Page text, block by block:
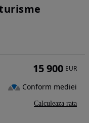
15 900 EUR
Conform mediei
Calculeaza rata